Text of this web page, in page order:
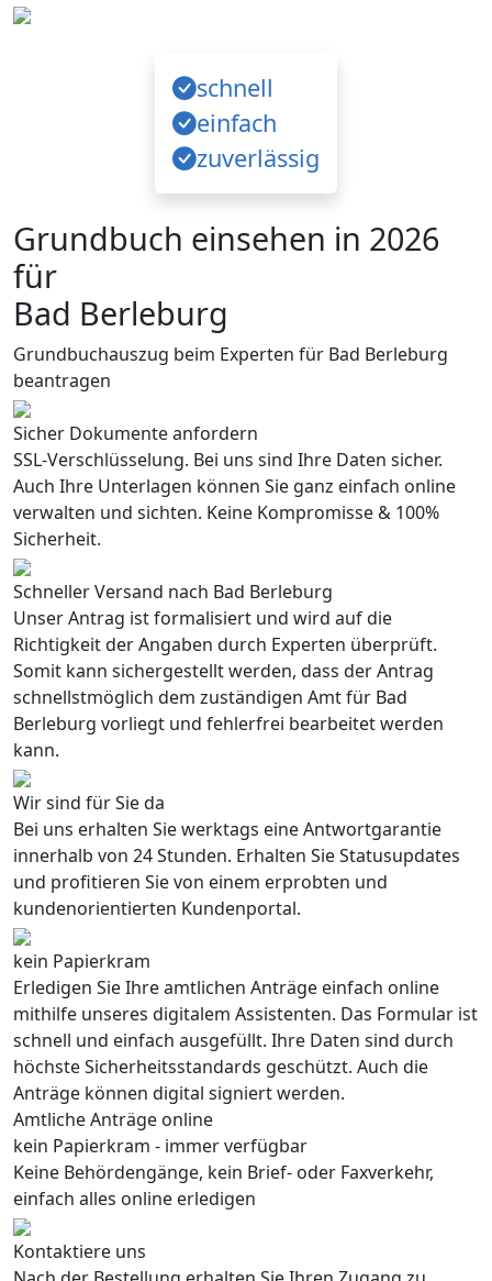
schnell
einfach
zuverlässig
Grundbuch einsehen in 2026
für
Bad Berleburg
Grundbuchauszug beim Experten für Bad Berleburg
beantragen
Sicher Dokumente anfordern
SSL-Verschlüsselung. Bei uns sind Ihre Daten sicher.
Auch Ihre Unterlagen können Sie ganz einfach online
verwalten und sichten. Keine Kompromisse & 100%
Sicherheit.
Schneller Versand nach Bad Berleburg
Unser Antrag ist formalisiert und wird auf die
Richtigkeit der Angaben durch Experten überprüft.
Somit kann sichergestellt werden, dass der Antrag
schnellstmöglich dem zuständigen Amt für Bad
Berleburg vorliegt und fehlerfrei bearbeitet werden
kann.
Wir sind für Sie da
Bei uns erhalten Sie werktags eine Antwortgarantie
innerhalb von 24 Stunden. Erhalten Sie Statusupdates
und profitieren Sie von einem erprobten und
kundenorientierten Kundenportal.
kein Papierkram
Erledigen Sie Ihre amtlichen Anträge einfach online
mithilfe unseres digitalem Assistenten. Das Formular ist
schnell und einfach ausgefüllt. Ihre Daten sind durch
höchste Sicherheitsstandards geschützt. Auch die
Anträge können digital signiert werden.
Amtliche Anträge online
kein Papierkram - immer verfügbar
Keine Behördengänge, kein Brief- oder Faxverkehr,
einfach alles online erledigen
Kontaktiere uns